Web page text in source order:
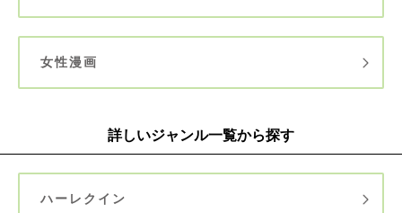
女性漫画
詳しいジャンル一覧から探す
ハーレクイン